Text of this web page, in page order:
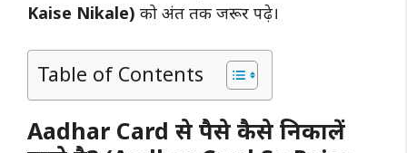
Kaise Nikale) को अंत तक जरूर पढ़े।
Table of Contents
Aadhar Card से पैसे कैसे निकालें